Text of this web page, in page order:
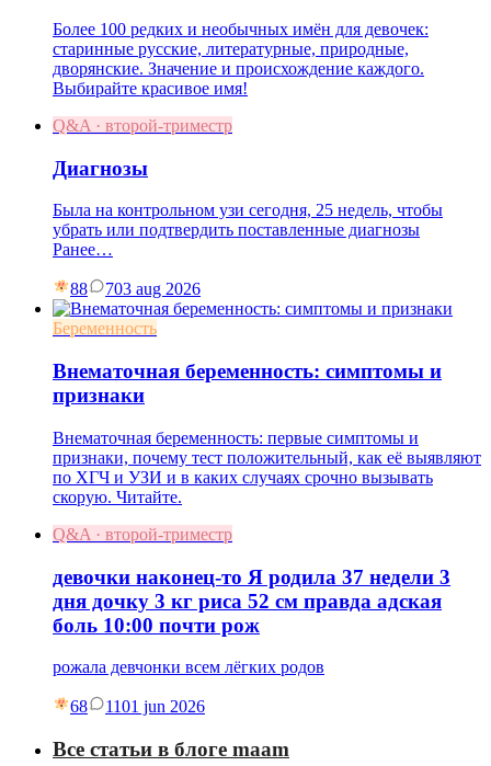
Более 100 редких и необычных имён для девочек:
старинные русские, литературные, природные,
дворянские. Значение и происхождение каждого.
Выбирайте красивое имя!
Q&A · второй-триместр
Диагнозы
Была на контрольном узи сегодня, 25 недель, чтобы
убрать или подтвердить поставленные диагнозы
Ранее…
88 703 aug 2026
Беременность
Внематочная беременность: симптомы и
признаки
Внематочная беременность: первые симптомы и
признаки, почему тест положительный, как её выявляют
по ХГЧ и УЗИ и в каких случаях срочно вызывать
скорую. Читайте.
Q&A · второй-триместр
девочки наконец-то Я родила 37 недели 3
дня дочку 3 кг риса 52 см правда адская
боль 10:00 почти рож
рожала девчонки всем лёгких родов
68 1101 jun 2026
Все статьи в блоге maam